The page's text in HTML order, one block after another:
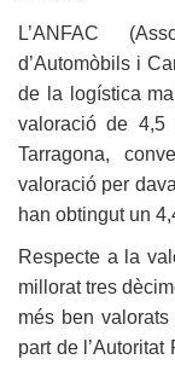
L’ANFAC
d’Automòbils i
de la logística
valoració de
Tarragona,
valoració per
han obtingut un
Respecte a la
millorat tres
més ben
part de